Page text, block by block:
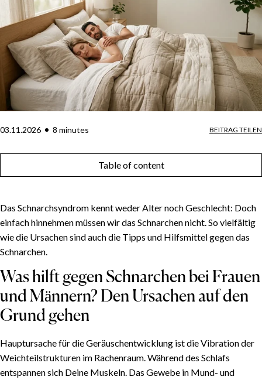
03.11.2026 8 minutes BEITRAG TEILEN
Table of content
Das Schnarchsyndrom kennt weder Alter noch Geschlecht: Doch
einfach hinnehmen müssen wir das Schnarchen nicht. So vielfältig
wie die Ursachen sind auch die Tipps und Hilfsmittel gegen das
Schnarchen.
Was hilft gegen Schnarchen bei Frauen
und Männern? Den Ursachen auf den
Grund gehen
Hauptursache für die Geräuschentwicklung ist die Vibration der
Weichteilstrukturen im Rachenraum. Während des Schlafs
entspannen sich Deine Muskeln. Das Gewebe in Mund- und